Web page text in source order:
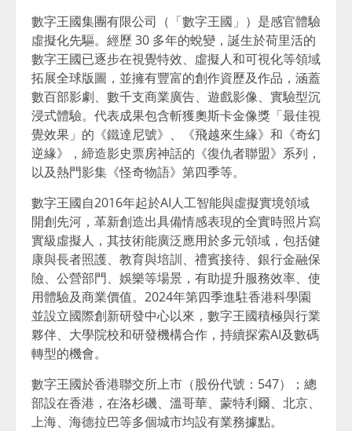
數字王國集團有限公司（「數字王國」）是感官體驗
虛擬化先驅。經歷 30 多年的蛻變，誕生於荷里活的
數字王國已逐步在視覺特效、虛擬人和可視化等領域
拓展全球版圖，並擁有豐富的創作資歷及作品，涵蓋
數百部影劇、數千支商業廣告、遊戲影像、實驗型沉
浸式體驗。代表成果包含斬獲奧斯卡金像獎「最佳視
覺效果」的《鐵達尼號》、《飛越來生緣》和《奇幻
逆緣》，締造影史票房神話的《復仇者聯盟》系列，
以及熱門影集《怪奇物語》第四季等。
數字王國自2016年起於AI人工智能與虛擬實境領域
開創先河，革新創造出具備情感表現的全實時照片寫
實級虛擬人，其技術能廣泛應用於多元領域，包括健
康與長者照護、教育與培訓、禮賓接待、銀行金融保
險、公營部門、娛樂等場景，有助提升服務效率、使
用體驗及商業價值。2024年第四季進駐香港科學園
並設立國際創新研發中心以來，數字王國積極與行業
夥伴、大學院校和研發機構合作，持續探索AI及數碼
轉型的機會。
數字王國於香港聯交所上市（股份代號：547）；總
部設在香港，在洛杉磯、溫哥華、蒙特利爾、北京、
上海、海德拉巴等多個城市均設有業務據點。